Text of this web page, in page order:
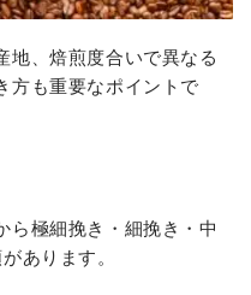
地、焙煎度合いで異なる
方も重要なポイントで
ら極細挽き・細挽き・中
あります。